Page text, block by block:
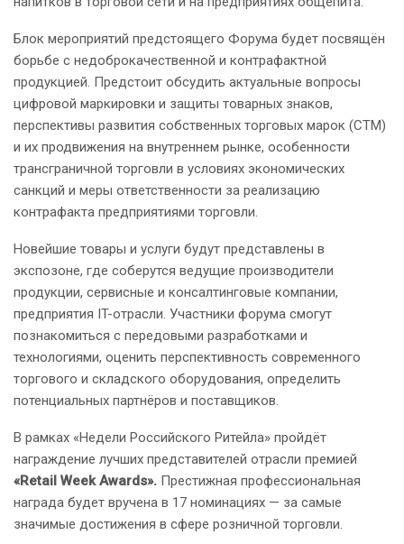
Блок мероприятий предстоящего Форума будет посвящён
борьбе с недоброкачественной и контрафактной
продукцией. Предстоит обсудить актуальные вопросы
цифровой маркировки и защиты товарных знаков,
перспективы развития собственных торговых марок (СТМ)
и их продвижения на внутреннем рынке, особенности
трансграничной торговли в условиях экономических
санкций и меры ответственности за реализацию
контрафакта предприятиями торговли.
Новейшие товары и услуги будут представлены в
экспозоне, где соберутся ведущие производители
продукции, сервисные и консалтинговые компании,
предприятия IT-отрасли. Участники форума смогут
познакомиться с передовыми разработками и
технологиями, оценить перспективность современного
торгового и складского оборудования, определить
потенциальных партнёров и поставщиков.
В рамках «Недели Российского Ритейла» пройдёт
награждение лучших представителей отрасли премией
«Retail Week Awards». Престижная профессиональная
награда будет вручена в 17 номинациях — за самые
значимые достижения в сфере розничной торговли.